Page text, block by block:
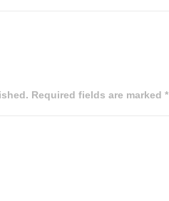
Required fields are marked *